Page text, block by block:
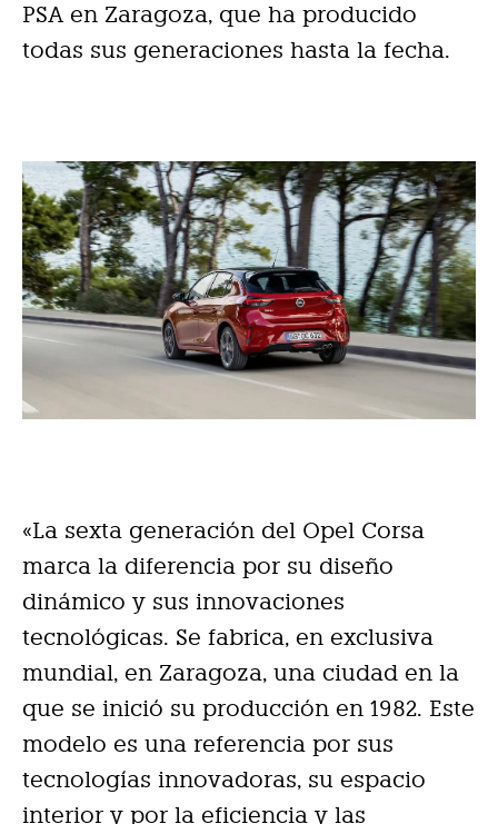
PSA en Zaragoza, que ha producido
todas sus generaciones hasta la fecha.
«La sexta generación del Opel Corsa
marca la diferencia por su diseño
dinámico y sus innovaciones
tecnológicas. Se fabrica, en exclusiva
mundial, en Zaragoza, una ciudad en la
que se inició su producción en 1982. Este
modelo es una referencia por sus
tecnologías innovadoras, su espacio
interior y por la eficiencia y las